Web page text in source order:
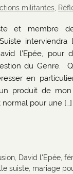
militantes
et membre
l’Epée, pour
du Genre.
en
produit de mon
normal pour une […]
David l'Epée ,
suiste mariage